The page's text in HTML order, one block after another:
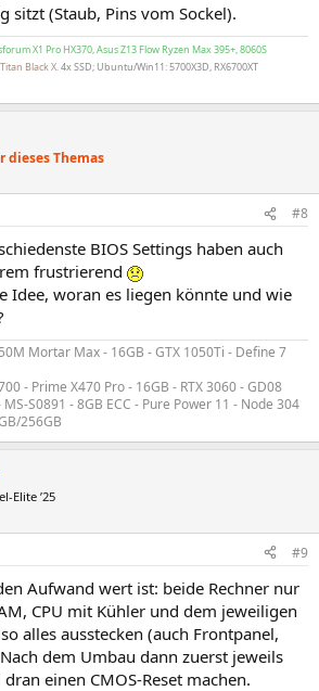
sitzt (Staub, Pins vom Sockel).
X1 Pro HX370, Asus Z13 Flow Ryzen Max 395+, 8060S
Titan Black X . 4x SSD; Ubuntu/Win11: 5700X3D, RX6700XT
dieses Themas
#8
BIOS Settings haben auch
frustrierend
Idee, woran es liegen könnte und wie
Mortar Max - 16GB - GTX 1050Ti - Define 7
- Prime X470 Pro - 16GB - RTX 3060 - GD08
S0891 - 8GB ECC - Pure Power 11 - Node 304
256GB
Elite ’25
#9
Aufwand wert ist: beide Rechner nur
CPU mit Kühler und dem jeweiligen
alles ausstecken (auch Frontpanel,
dem Umbau dann zuerst jeweils
einen CMOS-Reset machen.